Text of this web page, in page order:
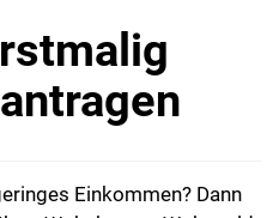
Einkommen? Dann